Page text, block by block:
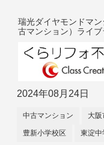
瑞光ダイヤモンドマ
古マンション）ライブ
2024年08月24日
中古マンション 大阪
豊新小学校区 東淀中